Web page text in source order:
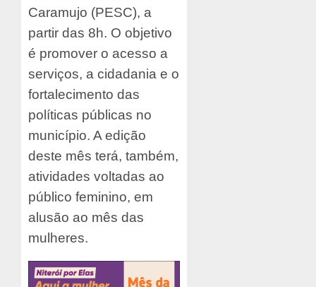
Caramujo (PESC), a
partir das 8h. O objetivo
é promover o acesso a
serviços, a cidadania e o
fortalecimento das
políticas públicas no
município. A edição
deste mês terá, também,
atividades voltadas ao
público feminino, em
alusão ao mês das
mulheres.